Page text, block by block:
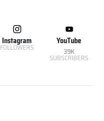
Instagram
FOLLOWERS
YouTube
39K
SUBSCRIBERS